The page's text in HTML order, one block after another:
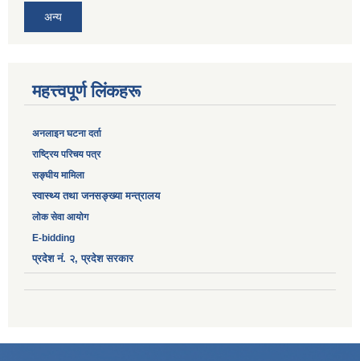
अन्य
महत्त्वपूर्ण लिंकहरू
अनलाइन घटना दर्ता
‎राष्ट्रिय परिचय पत्र
सङ्‍घीय मामिला
स्वास्थ्य तथा जनसङ्ख्या मन्त्रालय
लोक सेवा आयोग
E-bidding
प्रदेश नं. २, प्रदेश सरकार